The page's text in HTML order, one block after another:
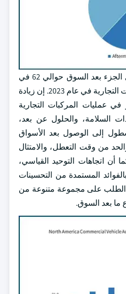
واستنادا إلى قنوات المبيعات، سجل الجزء بعد السوق حوالي 62 في
المائة من حصة سوق دخول المركبات التجارية في عام 2023. إن زيادة
عمليات المركبات التجارية
السلامة، والحلول عن بعد،
إلى الوصول بعد الأسواق
من وقت التعطل، والامتثال
أن اتجاهات التوحيد القياسي،
المستمدة من التحسينات
الطلب على مجموعة متنوعة من
ما بعد السوق.